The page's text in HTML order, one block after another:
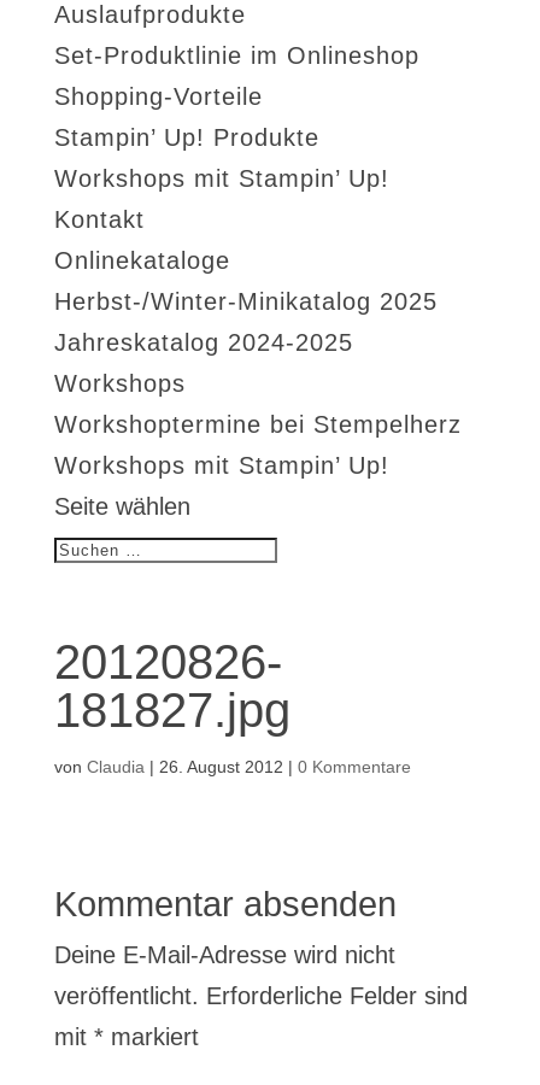
Auslaufprodukte
Set-Produktlinie im Onlineshop
Shopping-Vorteile
Stampin’ Up! Produkte
Workshops mit Stampin’ Up!
Kontakt
Onlinekataloge
Herbst-/Winter-Minikatalog 2025
Jahreskatalog 2024-2025
Workshops
Workshoptermine bei Stempelherz
Workshops mit Stampin’ Up!
Seite wählen
20120826-
181827.jpg
von Claudia | 26. August 2012 | 0 Kommentare
Kommentar absenden
Deine E-Mail-Adresse wird nicht
veröffentlicht. Erforderliche Felder sind
mit *markiert